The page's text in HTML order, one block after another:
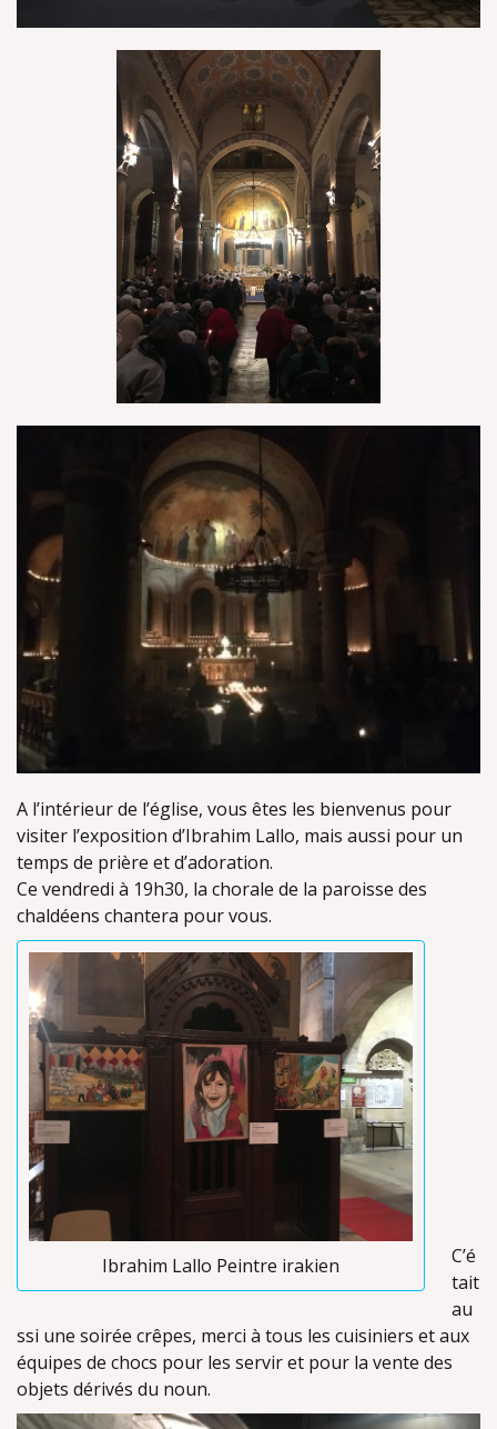
A l’intérieur de l’église, vous êtes les bienvenus pour
visiter l’exposition d’Ibrahim Lallo, mais aussi pour un
temps de prière et d’adoration.
Ce vendredi à 19h30, la chorale de la paroisse des
chaldéens chantera pour vous.
Ibrahim Lallo Peintre irakien
C’é
tait
au
ssi une soirée crêpes, merci à tous les cuisiniers et aux
équipes de chocs pour les servir et pour la vente des
objets dérivés du noun.